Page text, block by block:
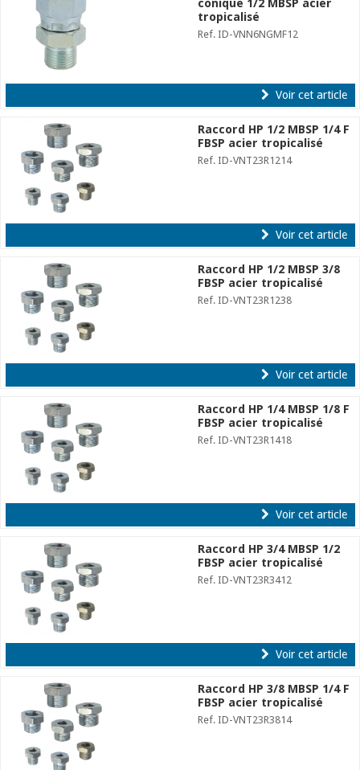
conique 1/2 MBSP acier
tropicalisé
Ref. ID-VNN6NGMF12
Voir cet article
Raccord HP 1/2 MBSP 1/4 F
FBSP acier tropicalisé
Ref. ID-VNT23R1214
Voir cet article
Raccord HP 1/2 MBSP 3/8
FBSP acier tropicalisé
Ref. ID-VNT23R1238
Voir cet article
Raccord HP 1/4 MBSP 1/8 F
FBSP acier tropicalisé
Ref. ID-VNT23R1418
Voir cet article
Raccord HP 3/4 MBSP 1/2
FBSP acier tropicalisé
Ref. ID-VNT23R3412
Voir cet article
Raccord HP 3/8 MBSP 1/4 F
FBSP acier tropicalisé
Ref. ID-VNT23R3814